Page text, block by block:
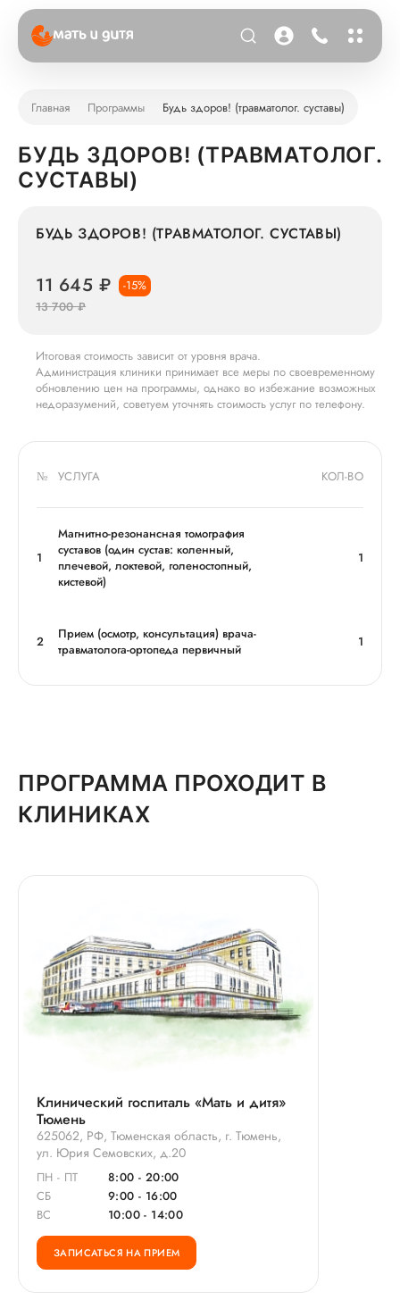
Главная Программы Будь здоров! (травматолог. суставы)
БУДЬ ЗДОРОВ! (ТРАВМАТОЛОГ.
СУСТАВЫ)
№ УСЛУГА КОЛ-ВО
1
Магнитно-резонансная томография
суставов (один сустав: коленный,
плечевой, локтевой, голеностопный,
кистевой)
1
2
Прием (осмотр, консультация) врача-
травматолога-ортопеда первичный
1
БУДЬ ЗДОРОВ! (ТРАВМАТОЛОГ. СУСТАВЫ)
11 645 ₽
-15%
13 700 ₽
Итоговая стоимость зависит от уровня врача.
Администрация клиники принимает все меры по своевременному
обновлению цен на программы, однако во избежание возможных
недоразумений, советуем уточнять стоимость услуг по телефону.
ПРОГРАММА ПРОХОДИТ В
КЛИНИКАХ
Клинический госпиталь «Мать и дитя»
Тюмень
625062, РФ, Тюменская область, г. Тюмень,
ул. Юрия Семовских, д.20
ПН - ПТ
8:00 - 20:00
СБ
9:00 - 16:00
ВС
10:00 - 14:00
ЗАПИСАТЬСЯ НА ПРИЕМ